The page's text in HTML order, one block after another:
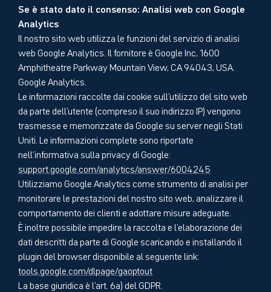
Se è stato dato il consenso: Analisi web con Google
Analytics
Il nostro sito web utilizza le funzioni del servizio di analisi
web Google Analytics. Il fornitore è Google Inc, 1600
Amphitheatre Parkway Mountain View, CA 94043, USA.
Google Analytics.
Le informazioni raccolte dai cookie sull'utilizzo del sito web
da parte dell'utente (compreso il suo indirizzo IP) vengono
trasmesse e memorizzate da Google su server negli Stati
Uniti. Le informazioni complete sono riportate
nell'informativa sulla privacy di Google:
support.google.com/analytics/answer/6004245
Utilizziamo Google Analytics come strumento di analisi per
monitorare le prestazioni del nostro sito web, analizzare il
comportamento dei clienti e adottare misure adeguate.
È inoltre possibile impedire la raccolta e l'elaborazione dei
dati descritti da parte di Google scaricando e installando il
plugin del browser disponibile al seguente link:
tools.google.com/dlpage/gaoptout
La base giuridica è l'art. 6a) del GDPR.